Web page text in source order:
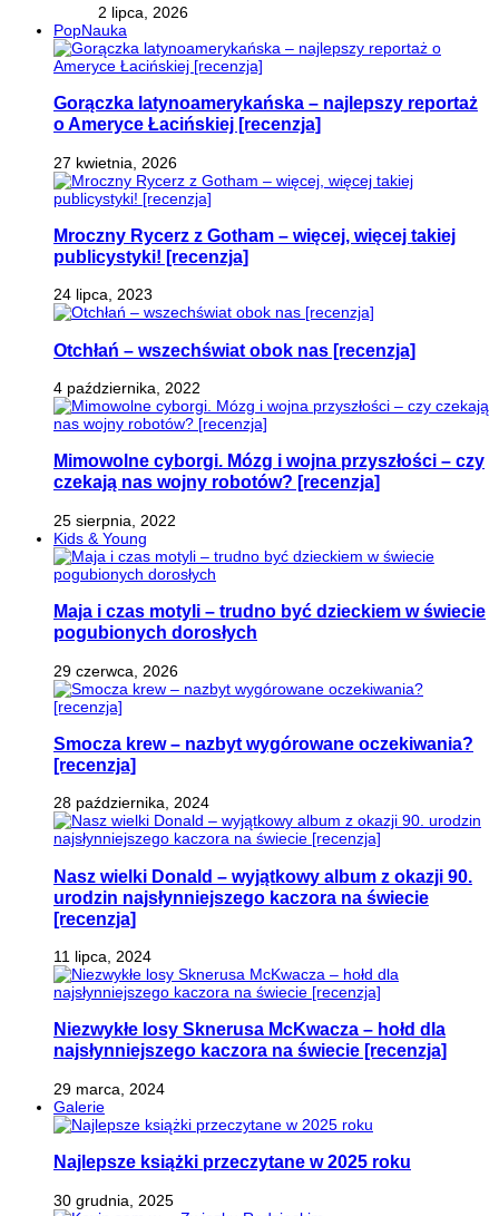
2 lipca, 2026
PopNauka
Gorączka latynoamerykańska – najlepszy reportaż
o Ameryce Łacińskiej [recenzja]
27 kwietnia, 2026
Mroczny Rycerz z Gotham – więcej, więcej takiej
publicystyki! [recenzja]
24 lipca, 2023
Otchłań – wszechświat obok nas [recenzja]
4 października, 2022
Mimowolne cyborgi. Mózg i wojna przyszłości – czy
czekają nas wojny robotów? [recenzja]
25 sierpnia, 2022
Kids & Young
Maja i czas motyli – trudno być dzieckiem w świecie
pogubionych dorosłych
29 czerwca, 2026
Smocza krew – nazbyt wygórowane oczekiwania?
[recenzja]
28 października, 2024
Nasz wielki Donald – wyjątkowy album z okazji 90.
urodzin najsłynniejszego kaczora na świecie
[recenzja]
11 lipca, 2024
Niezwykłe losy Sknerusa McKwacza – hołd dla
najsłynniejszego kaczora na świecie [recenzja]
29 marca, 2024
Galerie
Najlepsze książki przeczytane w 2025 roku
30 grudnia, 2025